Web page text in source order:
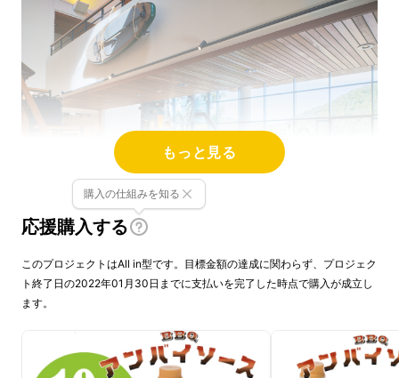
今年の４月に兵庫県三田市にオープンしました
UNBYの本社兼店舗です。
もっと見る
応援購入する
購入の仕組みを知る
このプロジェクトはAll in型です。目標金額の達成に関わらず、プロジェク
ト終了日の2022年01月30日までに支払いを完了した時点で購入が成立し
ます。